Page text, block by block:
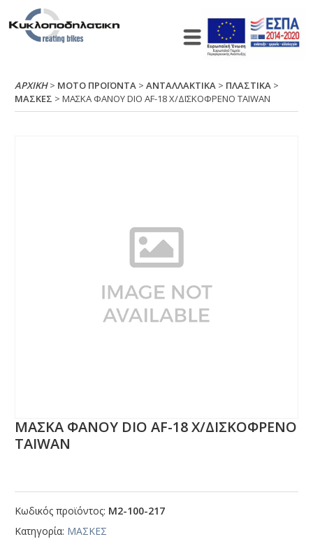
ΑΡΧΙΚΉ> ΜΟΤΟ ΠΡΟΪΟΝΤΑ >ΑΝΤΑΛΛΑΚΤΙΚΑ > ΠΛΑΣΤΙΚΑ >
ΜΑΣΚΕΣ > ΜΑΣΚΑ ΦΑΝΟΥ DΙΟ ΑF-18 Χ/ΔΙΣΚΟΦΡΕΝΟ ΤΑΙWΑΝ
ΜΑΣΚΑ ΦΑΝΟΥ DΙΟ ΑF-18 Χ/ΔΙΣΚΟΦΡΕΝΟ
ΤΑΙWΑΝ
Κωδικός προϊόντος: Μ2-100-217
Κατηγορία: ΜΑΣΚΕΣ